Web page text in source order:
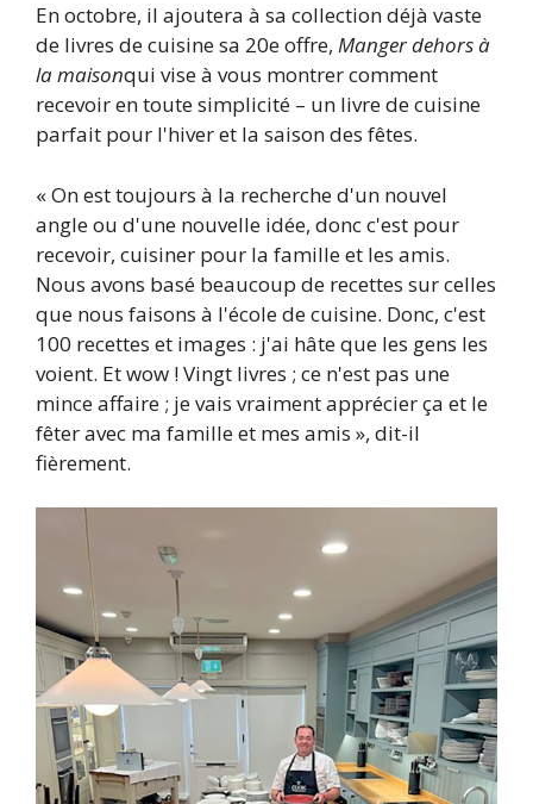
En octobre, il ajoutera à sa collection déjà vaste
de livres de cuisine sa 20e offre, Manger dehors à
la maisonqui vise à vous montrer comment
recevoir en toute simplicité – un livre de cuisine
parfait pour l'hiver et la saison des fêtes.
« On est toujours à la recherche d'un nouvel
angle ou d'une nouvelle idée, donc c'est pour
recevoir, cuisiner pour la famille et les amis.
Nous avons basé beaucoup de recettes sur celles
que nous faisons à l'école de cuisine. Donc, c'est
100 recettes et images : j'ai hâte que les gens les
voient. Et wow ! Vingt livres ; ce n'est pas une
mince affaire ; je vais vraiment apprécier ça et le
fêter avec ma famille et mes amis », dit-il
fièrement.